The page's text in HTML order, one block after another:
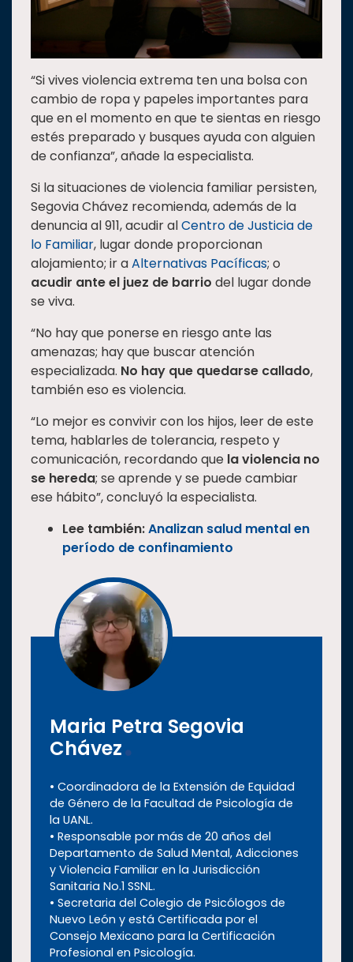
“Si vives violencia extrema ten una bolsa con
cambio de ropa y papeles importantes para
que en el momento en que te sientas en riesgo
estés preparado y busques ayuda con alguien
de confianza”, añade la especialista.
Si la situaciones de violencia familiar persisten,
Segovia Chávez recomienda, además de la
denuncia al 911, acudir alCentro de Justicia de
lo Familiar, lugar donde proporcionan
alojamiento; ir aAlternativas Pacíficas; o
acudir ante el juez de barrio del lugar donde
se viva.
“No hay que ponerse en riesgo ante las
amenazas; hay que buscar atención
especializada. No hay que quedarse callado,
también eso es violencia.
“Lo mejor es convivir con los hijos, leer de este
tema, hablarles de tolerancia, respeto y
comunicación, recordando que la violencia no
se hereda; se aprende y se puede cambiar
ese hábito”, concluyó la especialista.
Lee también:Analizan salud mental en
período de confinamiento
Maria Petra Segovia
Chávez
• Coordinadora de la Extensión de Equidad
de Género de la Facultad de Psicología de
la UANL.
• Responsable por más de 20 años del
Departamento de Salud Mental, Adicciones
y Violencia Familiar en la Jurisdicción
Sanitaria No.1 SSNL.
• Secretaria del Colegio de Psicólogos de
Nuevo León y está Certificada por el
Consejo Mexicano para la Certificación
Profesional en Psicología.